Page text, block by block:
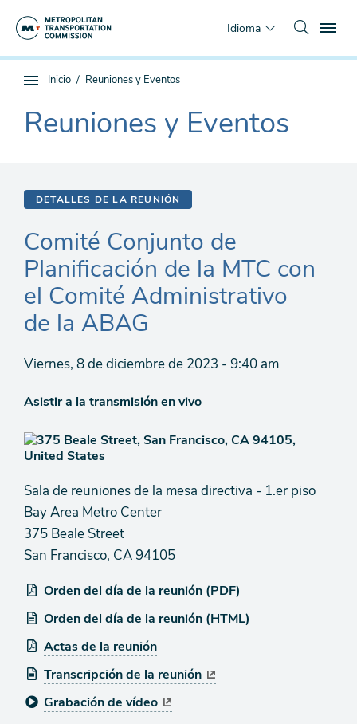
Idioma
Navegación
de
subpágina
Estás
Inicio Reuniones y Eventos
The
current
Reuniones y Eventos
DETALLES DE LA REUNIÓN
Comité Conjunto de
Planificación de la MTC con
el Comité Administrativo
de la ABAG
Viernes, 8 de diciembre de 2023 - 9:40 am
Asistir a la transmisión en vivo
Sala de reuniones de la mesa directiva - 1.er piso
Bay Area Metro Center
375 Beale Street
San Francisco, CA 94105
Orden del día de la reunión (PDF)
Orden del día de la reunión (HTML)
Actas de la reunión
Transcripción de la reunión
Grabación de vídeo